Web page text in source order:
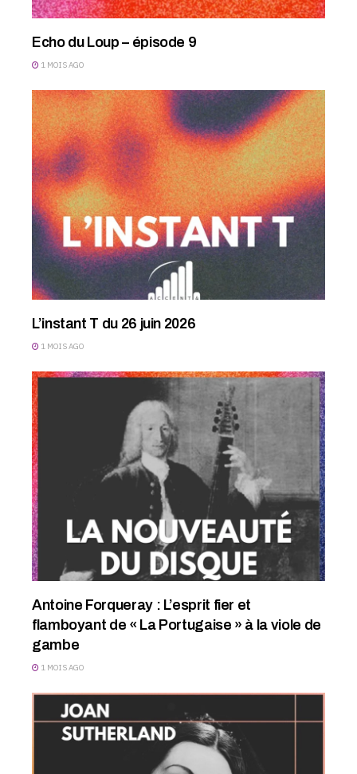
Echo du Loup – épisode 9
1 MOIS AGO
L’instant T du 26 juin 2026
1 MOIS AGO
Antoine Forqueray : L’esprit fier et
flamboyant de « La Portugaise » à la viole de
gambe
1 MOIS AGO